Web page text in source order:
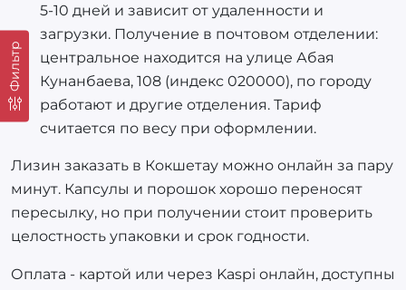
Фильтр
5-10 дней и зависит от удаленности и
загрузки. Получение в почтовом отделении:
центральное находится на улице Абая
Кунанбаева, 108 (индекс 020000), по городу
работают и другие отделения. Тариф
считается по весу при оформлении.
Лизин заказать в Кокшетау можно онлайн за пару
минут. Капсулы и порошок хорошо переносят
пересылку, но при получении стоит проверить
целостность упаковки и срок годности.
Оплата - картой или через Kaspi онлайн, доступны